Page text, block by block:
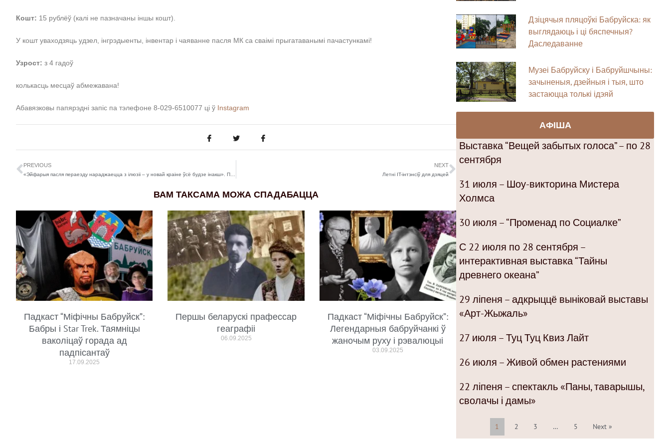
Кошт: 15 рублёў (калі не пазначаны іншы кошт).
У кошт уваходзяць удзел, інгрэдыенты, інвентар і чаяванне пасля МК са сваімі прыгатаванымі пачастункамі!
Узрост: з 4 гадоў
колькасць месцаў абмежавана!
Абавязковы папярэдні запіс па тэлефоне 8-029-6510077 ці ў Instagram
PREVIOUS NEXT
Летні IT-інтэнсіў для дзяцей
ВАМ ТАКСАМА МОЖА СПАДАБАЦЦА
Падкаст “Міфічны Бабруйск”:
Бабры і Star Trek. Таямніцы
ваколіцаў горада ад
падпісантаў
17.09.2025
Першы беларускі прафессар
геаграфіі
06.09.2025
Падкаст “Міфічны Бабруйск”:
Легендарныя бабруйчанкі ў
жаночым руху і рэвалюцыі
03.09.2025
Дзіцячыя пляцоўкі Бабруйска: як
выглядаюць і ці бяспечныя?
Даследаванне
Музеі Бабруйску і Бабруйшчыны:
зачыненыя, дзейныя і тыя, што
застаюцца толькі ідэяй
АФІША
Выставка “Вещей забытых голоса” – по 28
сентября
31 июля – Шоу-викторина Мистера
Холмса
30 июля – “Променад по Социалке”
С 22 июля по 28 сентября –
интерактивная выставка “Тайны
древнего океана”
29 ліпеня – адкрыццё выніковай выставы
«Арт-Жыжаль»
27 июля – Туц Туц Квиз Лайт
26 июля – Живой обмен растениями
22 ліпеня – спектакль «Паны, таварышы,
сволачы і дамы»
1 2 3 … 5 Next »